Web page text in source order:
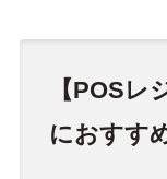
【POSレ
におすす